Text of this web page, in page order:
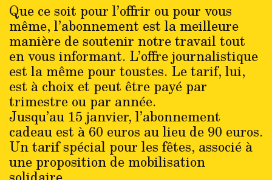
Que ce soit pour l’offrir ou pour vous
même, l’abonnement est la meilleure
manière de soutenir notre travail tout
en vous informant. L’offre journalistique
est la même pour toustes. Le tarif, lui,
est à choix et peut être payé par
trimestre ou par année.
Jusqu’au 15 janvier, l’abonnement
cadeau est à 60 euros au lieu de 90 euros.
Un tarif spécial pour les fêtes, associé à
une proposition de mobilisation